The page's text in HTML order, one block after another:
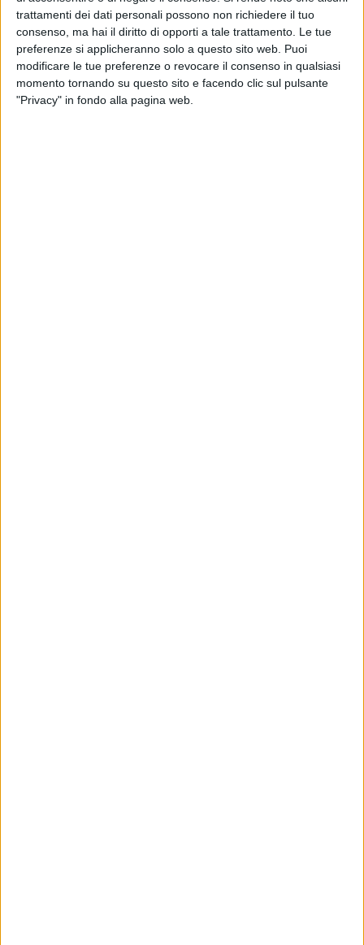
trattamenti dei dati personali possono non richiedere il tuo
consenso, ma hai il diritto di opporti a tale trattamento. Le tue
preferenze si applicheranno solo a questo sito web. Puoi
modificare le tue preferenze o revocare il consenso in qualsiasi
momento tornando su questo sito e facendo clic sul pulsante
"Privacy" in fondo alla pagina web.
"Summer" è il tema affidato ai quaranta artisti che
espongono in collettiva. In personale, l'artista Giuseppe
Lecce presenta invece la sua ultima collezione che riserva
molte novità e che sicuramente riscuoterà, anche in questa
occasione, un grande successo di critica e di pubblico. La